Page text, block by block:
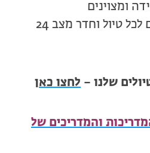
ומצוינים
✅אישורים ביטחוניים לכל טיול וחדר מצב 24
שלנו – לחצו כאן
והמדריכים של